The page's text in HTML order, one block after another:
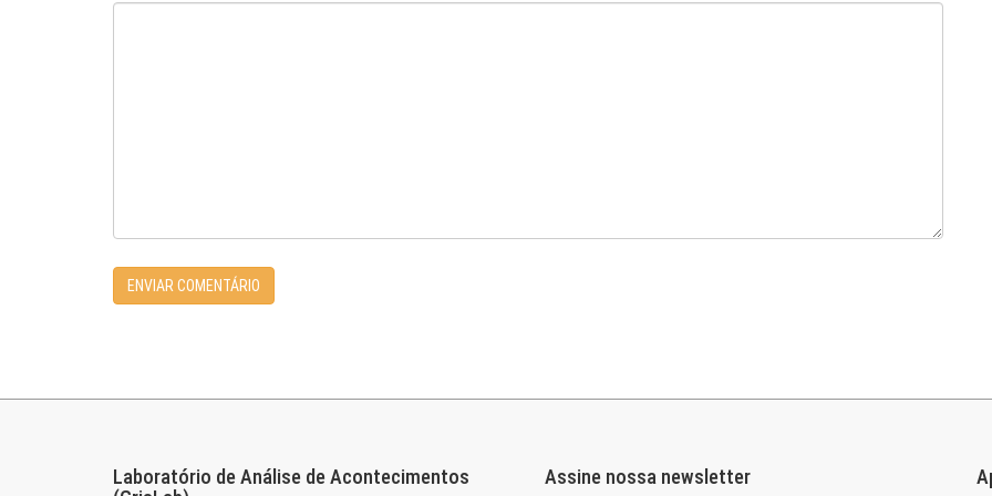
Laboratório de Análise de Acontecimentos
Assine nossa newsletter